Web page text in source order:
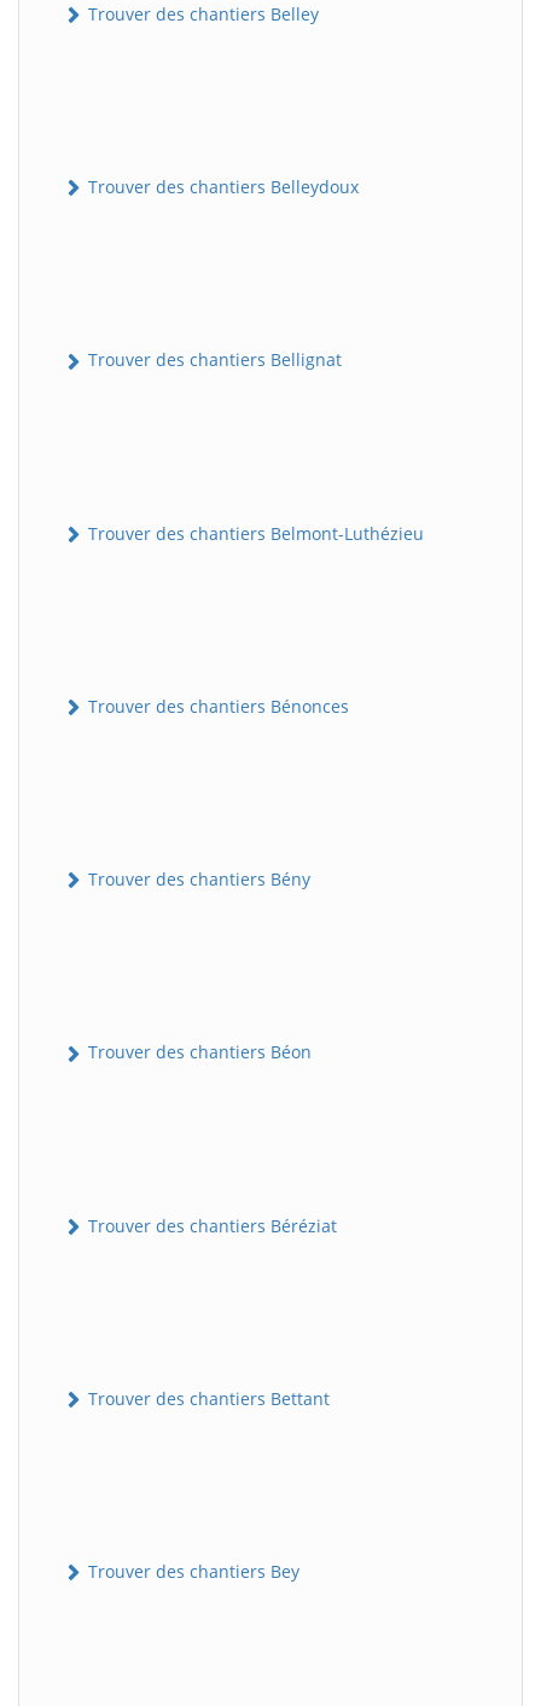
Trouver des chantiers Belley
Trouver des chantiers Belleydoux
Trouver des chantiers Bellignat
Trouver des chantiers Belmont-Luthézieu
Trouver des chantiers Bénonces
Trouver des chantiers Bény
Trouver des chantiers Béon
Trouver des chantiers Béréziat
Trouver des chantiers Bettant
Trouver des chantiers Bey